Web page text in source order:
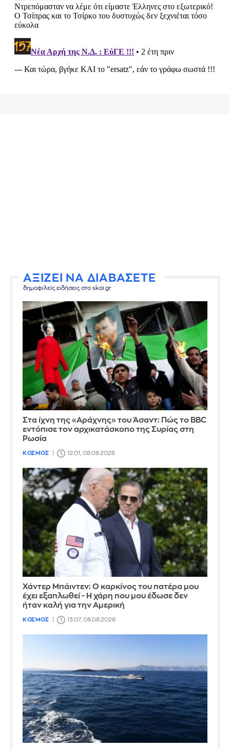
ΑΞΙΖΕΙ ΝΑ ΔΙΑΒΑΣΕΤΕ
δημοφιλείς ειδήσεις στο skai.gr
Στα ίχνη της «Αράχνης» του Άσαντ: Πώς το BBC
εντόπισε τον αρχικατάσκοπο της Συρίας στη
Ρωσία
ΚΟΣΜΟΣ 12:01, 08.08.2026
Χάντερ Μπάιντεν: Ο καρκίνος του πατέρα μου
έχει εξαπλωθεί - Η χάρη που μου έδωσε δεν
ήταν καλή για την Αμερική
ΚΟΣΜΟΣ 13:07, 08.08.2026